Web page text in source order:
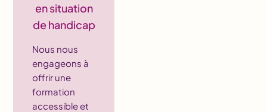
en situation
de handicap
Nous nous
engageons à
offrir une
formation
accessible et